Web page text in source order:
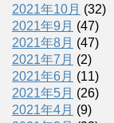
2021年10月 (32)
2021年9月 (47)
2021年8月 (47)
2021年7月 (2)
2021年6月 (11)
2021年5月 (26)
2021年4月 (9)